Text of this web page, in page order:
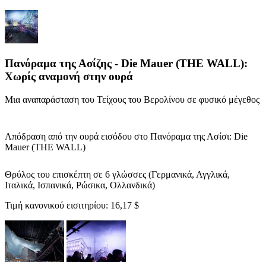
Πανόραμα της Ασίζης - Die Mauer (THE WALL):
Χωρίς αναμονή στην ουρά
Μια αναπαράσταση του Τείχους του Βερολίνου σε φυσικό μέγεθος
Απόδραση από την ουρά εισόδου στο Πανόραμα της Ασίσι: Die
Mauer (THE WALL)
Θρύλος του επισκέπτη σε 6 γλώσσες (Γερμανικά, Αγγλικά,
Ιταλικά, Ισπανικά, Ρώσικα, Ολλανδικά)
Τιμή κανονικού εισιτηρίου: 16,17 $